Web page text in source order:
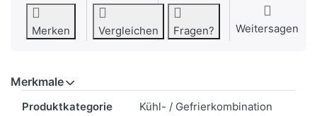
Merken Vergleichen Fragen? Weitersagen
Merkmale
Produktkategorie Kühl- / Gefrierkombination